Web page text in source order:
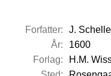
Forfatter:
J.
År:
1600
Forlag:
H.M.